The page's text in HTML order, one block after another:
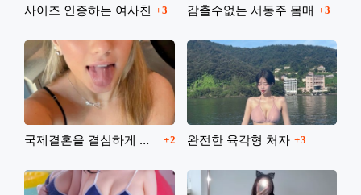
사이즈 인증하는 여사친 댓글
3 감출수없는 서동주 몸매 댓글
3
국제결혼을 결심하게 되는 그분들 댓글
2 완전한 육각형 처자 댓글
3